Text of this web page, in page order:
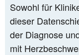
MEDIZIN
Sowohl für
dieser
der Diagnose
mit